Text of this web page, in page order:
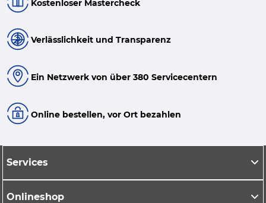
Kostenloser Mastercheck
Verlässlichkeit und Transparenz
Ein Netzwerk von über 380 Servicecentern
Online bestellen, vor Ort bezahlen
Services
Onlineshop